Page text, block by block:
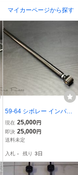
マイカーページから探す
59-64 シボレー インパラ
調整式 ラテラルロッド ト
ラックバー リアエンド 60
61 62 63
現在 25,000円
即決 25,000円
送料未定
入札 - 残り 3日